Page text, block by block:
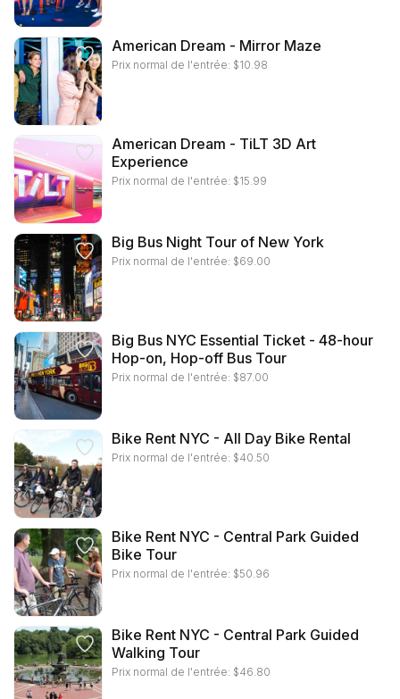
American Dream - Mirror Maze
Prix normal de l'entrée: $10.98
American Dream - TiLT 3D Art
Experience
Prix normal de l'entrée: $15.99
Big Bus Night Tour of New York
Prix normal de l'entrée: $69.00
Big Bus NYC Essential Ticket - 48-hour
Hop-on, Hop-off Bus Tour
Prix normal de l'entrée: $87.00
Bike Rent NYC - All Day Bike Rental
Prix normal de l'entrée: $40.50
Bike Rent NYC - Central Park Guided
Bike Tour
Prix normal de l'entrée: $50.96
Bike Rent NYC - Central Park Guided
Walking Tour
Prix normal de l'entrée: $46.80